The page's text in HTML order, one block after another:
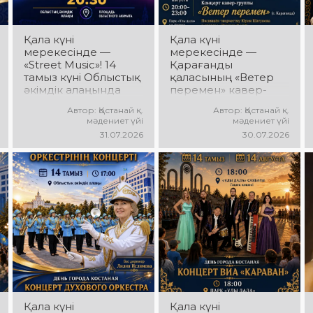
күтеді!
Қала күні
мерекесінде —
«Street Music»! 14
тамыз күні Облыстық
әкімдік алаңында
ұжымдарының
«Street Music»
бағдарламасы өтеді!
Сіздерді заманауи
музыка, жарқын
орындаулар, қуатты
энергия мен көтеріңкі
мерекелік көңіл күй
күтеді!
Автор: Қостанай қ.
мәдениет үйі
31.07.2026
Қала күні
мерекесінде —
Қарағанды
қаласының «Ветер
перемен» кавер-
«Ұлы Дала»
саябағында Юрий
Шатунов пен
«Ласковый май»
тобының
шығармашылығына
арналған концерт
өтеді! Сіздерді көпшілік
сүйіп тыңдайтын
әндер, жылы
естеліктер мен
ерекше музыкалық
атмосфера күтеді!
Автор: Қостанай қ.
мәдениет үйі
30.07.2026
Қала күні
Қала күні